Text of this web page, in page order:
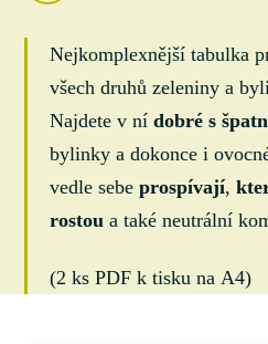
Nejkomplexnější tabulka
všech druhů zeleniny a
Najdete v nídobré s
bylinky a dokonce i
vedle sebeprospívají,
rostou a také neutrální
(2 ks PDF k tisku na A4)